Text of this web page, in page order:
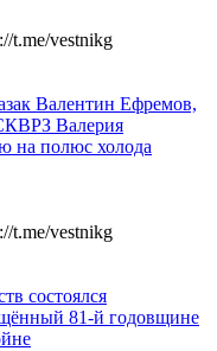
t.me/vestnikg
Валентин Ефремов,
Валерия
на полюс холода
t.me/vestnikg
состоялся
81-й годовщине